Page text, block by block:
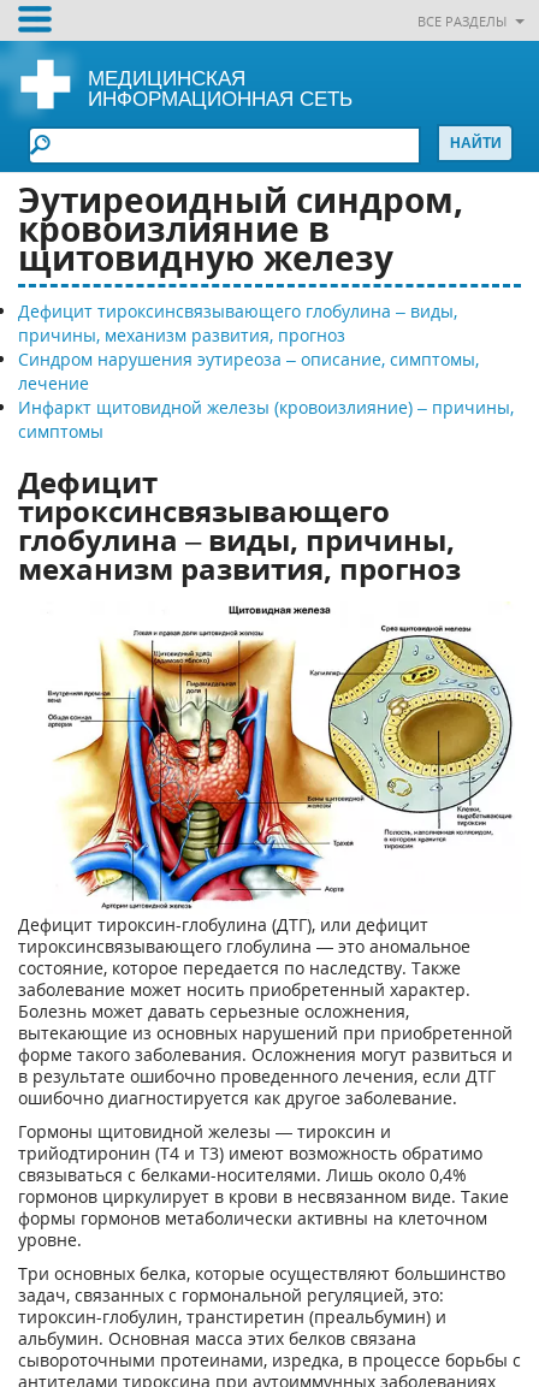
ВСЕ РАЗДЕЛЫ
МЕДИЦИНСКАЯ
ИНФОРМАЦИОННАЯ СЕТЬ
Эутиреоидный синдром,
кровоизлияние в
щитовидную железу
Дефицит тироксинсвязывающего глобулина – виды,
причины, механизм развития, прогноз
Синдром нарушения эутиреоза – описание, симптомы,
лечение
Инфаркт щитовидной железы (кровоизлияние) – причины,
симптомы
Дефицит
тироксинсвязывающего
глобулина – виды, причины,
механизм развития, прогноз
Дефицит тироксин-глобулина (ДТГ), или дефицит
тироксинсвязывающего глобулина — это аномальное
состояние, которое передается по наследству. Также
заболевание может носить приобретенный характер.
Болезнь может давать серьезные осложнения,
вытекающие из основных нарушений при приобретенной
форме такого заболевания. Осложнения могут развиться и
в результате ошибочно проведенного лечения, если ДТГ
ошибочно диагностируется как другое заболевание.
Гормоны щитовидной железы — тироксин и
трийодтиронин (Т4 и Т3) имеют возможность обратимо
связываться с белками-носителями. Лишь около 0,4%
гормонов циркулирует в крови в несвязанном виде. Такие
формы гормонов метаболически активны на клеточном
уровне.
Три основных белка, которые осуществляют большинство
задач, связанных с гормональной регуляцией, это:
тироксин-глобулин, транстиретин (преальбумин) и
альбумин. Основная масса этих белков связана
сывороточными протеинами, изредка, в процессе борьбы с
антителами тироксина при аутоиммунных заболеваниях